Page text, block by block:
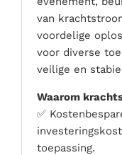
Tafel accessoires
Tenten & parasols
Veiligheid,
van
voordelige
voor diverse
veilige en
Waarom
✅
toepassing.